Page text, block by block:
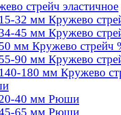
стрейч эластичное
15-32 мм Кружево
45 мм Кружево
мм Кружево стрейч
90 мм Кружево
140-180 мм Кружево
40 мм Рюши
65 мм Рюши